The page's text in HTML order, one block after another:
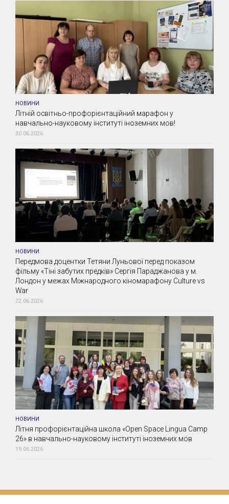
НОВИНИ
Літній освітньо-профорієнтаційний марафон у
навчально-науковому інституті іноземних мов!
30.06.2026
НОВИНИ
Передмова доцентки Тетяни Луньової перед показом
фільму «Тіні забутих предків» Сергія Параджанова у м.
Лондон у межах Міжнародного кіномарафону Culture vs
War
22.06.2026
НОВИНИ
Літня профорієнтаційна школа «Open Space Lingua Camp
26» в навчально-науковому інституті іноземних мов
19.06.2026